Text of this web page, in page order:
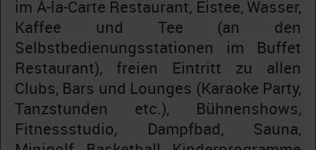
im À-la-Carte Restaurant, Eistee, Wasser,
Kaffee und Tee (an den
Selbstbedienungsstationen im Buffet
Restaurant), freien Eintritt zu allen
Clubs, Bars und Lounges (Karaoke Party,
Tanzstunden etc.), Bühnenshows,
Fitnessstudio, Dampfbad, Sauna,